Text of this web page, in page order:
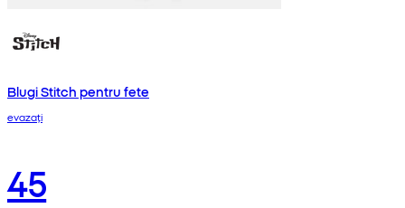
Blugi Stitch pentru fete
evazați
45